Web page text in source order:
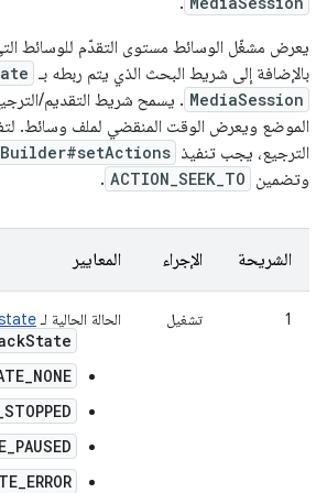
يعرض مشغّل الوسائط مستوى التقدّم للوسائط
بالإضافة إلى شريط البحث الذي يتم ربطه بـ
MediaSession . يسمح شريط التقديم/
الموضع ويعرض الوقت المنقضي لملف وسائط.
الترجيع، يجب تنفيذ
وتضمين ACTION_SEEK_TO
.
الشريحة الإجراء المعايير
1 تشغيل الحالة الحالية لـ